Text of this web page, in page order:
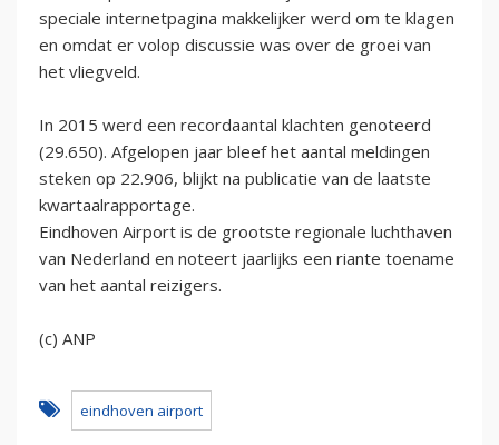
speciale internetpagina makkelijker werd om te klagen
en omdat er volop discussie was over de groei van
het vliegveld.
In 2015 werd een recordaantal klachten genoteerd
(29.650). Afgelopen jaar bleef het aantal meldingen
steken op 22.906, blijkt na publicatie van de laatste
kwartaalrapportage.
Eindhoven Airport is de grootste regionale luchthaven
van Nederland en noteert jaarlijks een riante toename
van het aantal reizigers.
(c) ANP
eindhoven airport